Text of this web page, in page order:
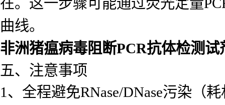
曲线。
非洲猪瘟病毒阻断PCR抗体检测试
五、注意事项
1、全程避免RNase/DNase污染（